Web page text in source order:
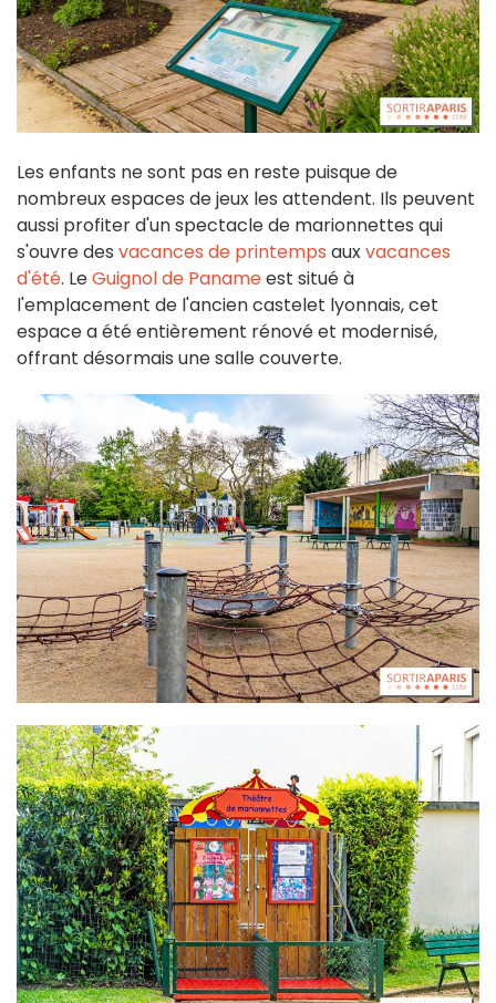
Les enfants ne sont pas en reste puisque de
nombreux espaces de jeux les attendent. Ils peuvent
aussi profiter d'un spectacle de marionnettes qui
s'ouvre des vacances de printemps auxvacances
d'été. LeGuignol de Panameest situé à
l'emplacement de l'ancien castelet lyonnais, cet
espace a été entièrement rénové et modernisé,
offrant désormais une salle couverte.